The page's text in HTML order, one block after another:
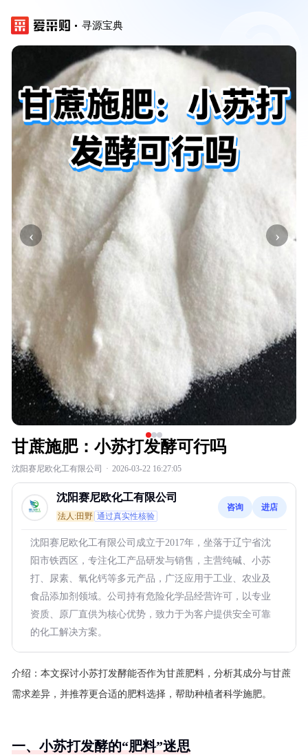
寻源宝典
‹ ›
甘蔗施肥：小苏打发酵可行吗
沈阳赛尼欧化工有限公司 · 2026-03-22 16:27:05
沈阳赛尼欧化工有限公司
法人:田野 通过真实性核验
咨询 进店
沈阳赛尼欧化工有限公司成立于2017年，坐落于辽宁省沈
阳市铁西区，专注化工产品研发与销售，主营纯碱、小苏
打、尿素、氧化钙等多元产品，广泛应用于工业、农业及
食品添加剂领域。公司持有危险化学品经营许可，以专业
资质、原厂直供为核心优势，致力于为客户提供安全可靠
的化工解决方案。
介绍： 本文探讨小苏打发酵能否作为甘蔗肥料，分析其成分与甘蔗
需求差异，并推荐更合适的肥料选择，帮助种植者科学施肥。
一、小苏打发酵的“肥料”迷思